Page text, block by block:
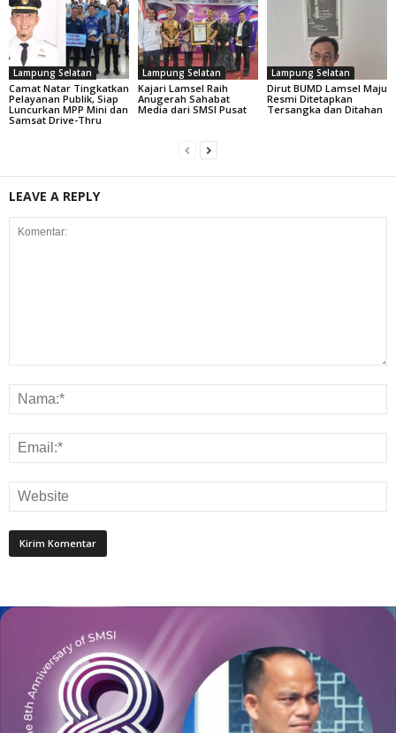
Lampung Selatan
Camat Natar Tingkatkan
Pelayanan Publik, Siap
Luncurkan MPP Mini dan
Samsat Drive-Thru
Lampung Selatan
Kajari Lamsel Raih
Anugerah Sahabat
Media dari SMSI Pusat
Lampung Selatan
Dirut BUMD Lamsel Maju
Resmi Ditetapkan
Tersangka dan Ditahan
LEAVE A REPLY